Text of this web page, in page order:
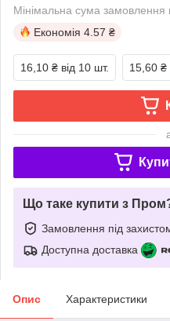
Мінімальна сума
Економія 4.57 ₴
16,10 ₴ від 10 шт. 15,60 ₴
Що таке купити з
Замовлення під
Доступна доставка
Опис Характеристики